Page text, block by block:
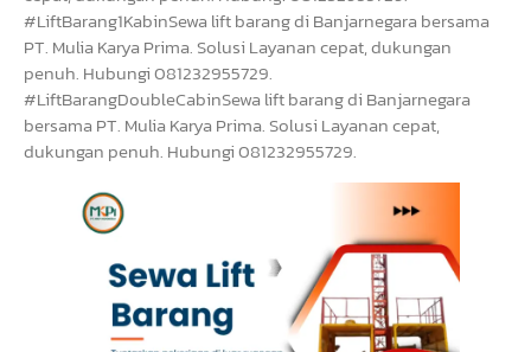
#LiftBarang1KabinSewa lift barang di Banjarnegara bersama
PT. Mulia Karya Prima. Solusi Layanan cepat, dukungan
penuh. Hubungi 081232955729.
#LiftBarangDoubleCabinSewa lift barang di Banjarnegara
bersama PT. Mulia Karya Prima. Solusi Layanan cepat,
dukungan penuh. Hubungi 081232955729.